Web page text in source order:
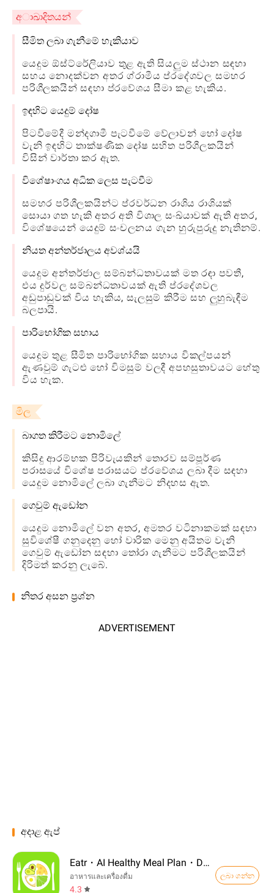
අාඛාදිතයන්
සීමිත ලබා ගැනීමේ හැකියාව
යෙදුම ඕස්ට්රේලියාව තුළ ඇති සියලුම ස්ථාන සඳහා
සහය නොදක්වන අතර ග්රාමීය ප්රදේශවල සමහර
පරිශීලකයින් සඳහා ප්රවේශය සීමා කළ හැකිය.
ඉඳහිට යෙදුම් දෝෂ
පිටවීමේදී මන්දගාමී පැටවීමේ වේලාවන් හෝ දෝෂ
වැනි ඉඳහිට තාක්ෂණික දෝෂ සහිත පරිශීලකයින්
විසින් වාර්තා කර ඇත.
විශේෂාංගය අධික ලෙස පැටවීම
සමහර පරිශීලකයින්ට ප්රවර්ධන රාශිය රාශියක්
සොයා ගත හැකි අතර අති විශාල සංඛ්යාවක් ඇති අතර,
විශේෂයෙන් යෙදුම් සංචලනය ගැන හුරුපුරුදු නැතිනම්.
නියත අන්තර්ජාලය අවශ්යයි
යෙදුම අන්තර්ජාල සම්බන්ධතාවයක් මත රඳා පවතී,
එය දුර්වල සම්බන්ධතාවයක් ඇති ප්රදේශවල
අඩුපාඩුවක් විය හැකිය, සැලසුම් කිරීම සහ ලුහුබැඳීම
බලපායි.
පාරිභෝගික සහාය
යෙදුම තුළ සීමිත පාරිභෝගික සහාය විකල්පයන්
ඇණවුම් ගැටළු හෝ විමසුම් වලදී අපහසුතාවයට හේතු
විය හැක.
මිල
බාගත කිරීමට නොමිලේ
කිසිදු ආරම්භක පිරිවැයකින් තොරව සම්පූර්ණ
පරාසයේ විශේෂ පරාසයට ප්රවේශය ලබා දීම සඳහා
යෙදුම නොමිලේ ලබා ගැනීමට නිදහස ඇත.
ගෙවුම් ඇඩෝන
යෙදුම නොමිලේ වන අතර, අමතර වටිනාකමක් සඳහා
සුවිශේෂී ගනුදෙනු හෝ වාරික මෙනු අයිතම වැනි
ගෙවුම් ඇඩෝන සඳහා තෝරා ගැනීමට පරිශීලකයින්
දිරිමත් කරනු ලැබේ.
නිතර අසන ප්‍රශ්න
ADVERTISEMENT
අදාළ ඇප්
Eatr・AI Healthy Meal Plan・Diet
อาหารและเครื่องดื่ม
4.3
ලබා ගන්න